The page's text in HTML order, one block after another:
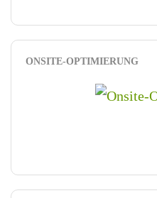
ONSITE-OPTIMIERUNG